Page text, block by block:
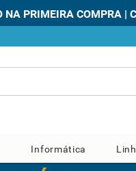
NA PRIMEIRA COMPRA |
Informática